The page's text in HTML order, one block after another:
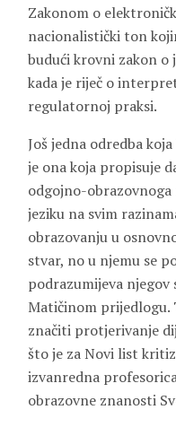
Zakonom o
nacionalistički ton
budući krovni zakon o
kada je riječ o
regulatornoj praksi.
Još jedna odredba
je ona koja propisuje
odgojno-
jeziku na svim
obrazovanju u
stvar, no u njemu se
podrazumijeva
Matičinom prijedlogu.
značiti protjerivanje
što je za Novi list
izvanredna
obrazovne znanosti